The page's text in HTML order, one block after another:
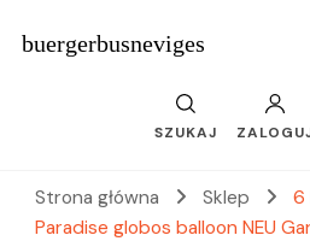
buergerbusneviges
SZUKAJ
Strona główna Sklep
6
Paradise globos balloon NEU